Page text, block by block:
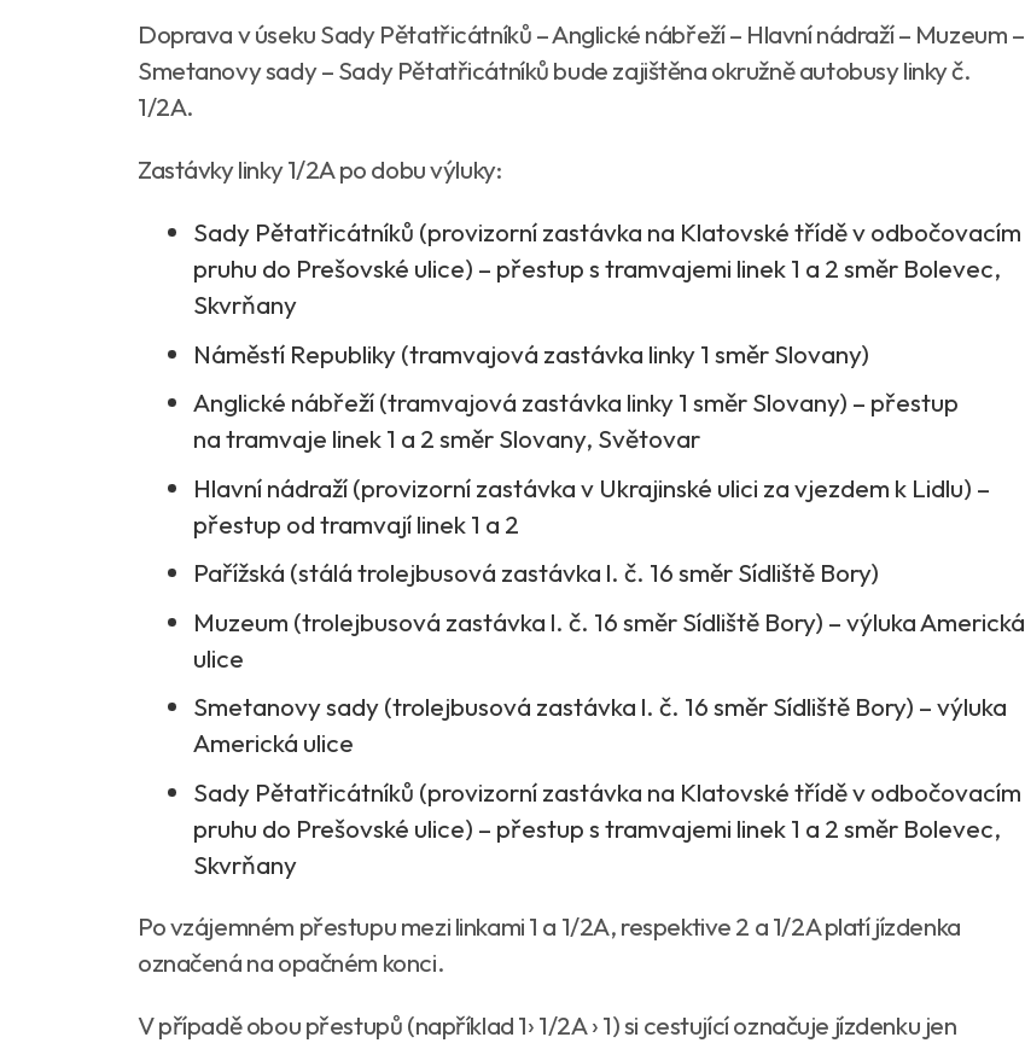
Doprava v úseku Sady Pětatřicátníků – Anglické nábřeží – Hlavní nádraží – Muzeum –
Smetanovy sady – Sady Pětatřicátníků bude zajištěna okružně autobusy linky č.
1/2A.
Zastávky linky 1/2A po dobu výluky:
Sady Pětatřicátníků (provizorní zastávka na Klatovské třídě v odbočovacím
pruhu do Prešovské ulice) – přestup s tramvajemi linek 1 a 2 směr Bolevec,
Skvrňany
Náměstí Republiky (tramvajová zastávka linky 1 směr Slovany)
Anglické nábřeží (tramvajová zastávka linky 1 směr Slovany) – přestup
na tramvaje linek 1 a 2 směr Slovany, Světovar
Hlavní nádraží (provizorní zastávka v Ukrajinské ulici za vjezdem k Lidlu) –
přestup od tramvají linek 1 a 2
Pařížská (stálá trolejbusová zastávka l. č. 16 směr Sídliště Bory)
Muzeum (trolejbusová zastávka l. č. 16 směr Sídliště Bory) – výluka Americká
ulice
Smetanovy sady (trolejbusová zastávka l. č. 16 směr Sídliště Bory) – výluka
Americká ulice
Sady Pětatřicátníků (provizorní zastávka na Klatovské třídě v odbočovacím
pruhu do Prešovské ulice) – přestup s tramvajemi linek 1 a 2 směr Bolevec,
Skvrňany
Po vzájemném přestupu mezi linkami 1 a 1/2A, respektive 2 a 1/2A platí jízdenka
označená na opačném konci.
V případě obou přestupů (například 1› 1/2A › 1) si cestující označuje jízdenku jen